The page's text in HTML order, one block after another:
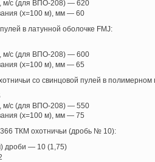
м/с (для ВПО-208) — 620
(х=100 м), мм — 60
в латунной оболочке FMJ:
м/с (для ВПО-208) — 600
(х=100 м), мм — 65
со свинцовой пулей в полимерном
м/с (для ВПО-208) — 550
(х=100 м), мм — 75
ТКМ охотничьи (дробь № 10):
дроби — 10 (1,75)